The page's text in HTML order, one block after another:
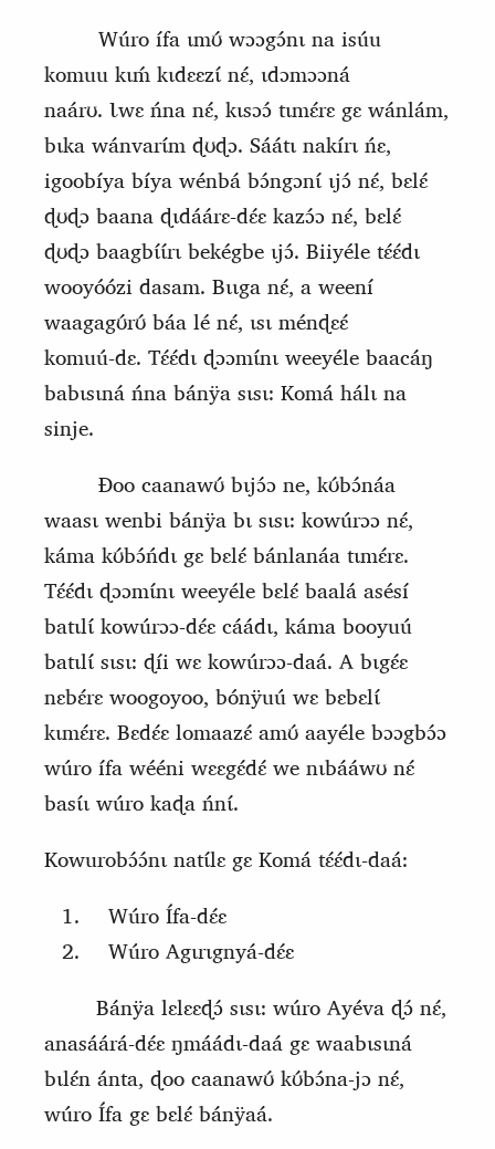
Wúro ífa ɩmʊ́ wɔɔgɔ́nɩ na isúu
komuu kɩḿ kɩdɛɛzɩ́ nɛ́, ɩdɔmɔɔná
naárʊ. Ɩwɛ ńna nɛ́, kɩsɔɔ́ tɩmɛ́rɛ gɛ wánlám,
bɩka wánvarɩ́m ɖʊɖɔ. Sáátɩ nakírɩ ńɛ,
igoobíya bíya wénbá bɔ́ngɔnɩ́ ɩjɔ́ nɛ́, bɛlɛ́
ɖʊɖɔ baana ɖɩdáárɛ‑dɛ́ɛ kazɔ́ɔ nɛ́, bɛlɛ́
ɖʊɖɔ baagbɩ́ɩ́rɩ bekégbe ɩjɔ́. Biiyéle tɛ́ɛ́dɩ
wooyóózi dasam. Bɩɩga nɛ́, a weení
waagagʊ́rʊ́ báa lé nɛ́, ɩsɩ ménɖɛɛ́
komuú‑dɛ. Tɛ́ɛ́dɩ ɖɔɔmɩ́nɩ weeyéle baacáŋ
babɩsɩná ńna bánÿa sɩsɩ: Komá hálɩ na
sinje.
Ɖoo caanawʊ́ bɩjɔ́ɔ ne, kʊ́bɔ́náa
waasɩ wenbi bánÿa bɩ sɩsɩ: kowúrɔɔ nɛ́,
káma kʊ́bɔ́ńdɩ gɛ bɛlɛ́ bánlanáa tɩmɛ́rɛ.
Tɛ́ɛ́dɩ ɖɔɔmɩ́nɩ weeyéle bɛlɛ́ baalá asésí
batɩlɩ́ kowúrɔɔ‑dɛ́ɛ cáádɩ, káma booyuú
batɩlɩ́ sɩsɩ: ɖíi wɛ kowúrɔɔ‑daá. A bɩgɛ́ɛ
nɛbɛ́rɛ woogoyoo, bónÿuú wɛ bɛbɛlɩ́
kɩmɛ́rɛ. Bɛdɛ́ɛ lomaazɛ́ amʊ́ aayéle bɔɔgbɔ́ɔ
wúro ífa wééni wɛɛgɛ́dɛ́ we nɩbááwʊ nɛ́
basɩ́ɩ wúro kaɖa ńnɩ́.
Kowurobɔ́ɔ́nɩ natɩ́lɛ gɛ Komá tɛ́ɛ́dɩ-daá:
Wúro Ífa-dɛ́ɛ
Wúro Agɩrɩgnyá-dɛ́ɛ
Bánÿa lɛlɛɛɖɔ́ sɩsɩ: wúro Ayéva ɖɔ́ nɛ́,
anasáárá-dɛ́ɛ ŋmáádɩ-daá gɛ waabɩsɩná
bɩlɛ́n ánta, ɖoo caanawʊ́ kʊ́bɔ́na-jɔ nɛ́,
wúro Ífa gɛ bɛlɛ́ bánÿaá.